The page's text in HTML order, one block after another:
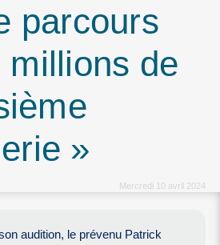
parcours
millions de
»
Mercredi 10 avril 2024
audition, le prévenu Patrick